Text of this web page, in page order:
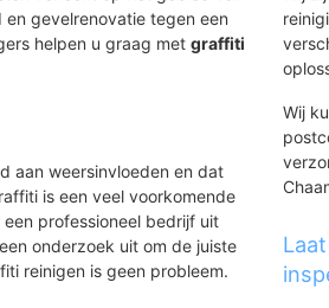
gevelrenovatie tegen een
helpen u graag metgraffiti
aan weersinvloeden en dat
is een veel voorkomende
professioneel bedrijf uit
onderzoek uit om de juiste
reinigen is geen probleem.
Wij